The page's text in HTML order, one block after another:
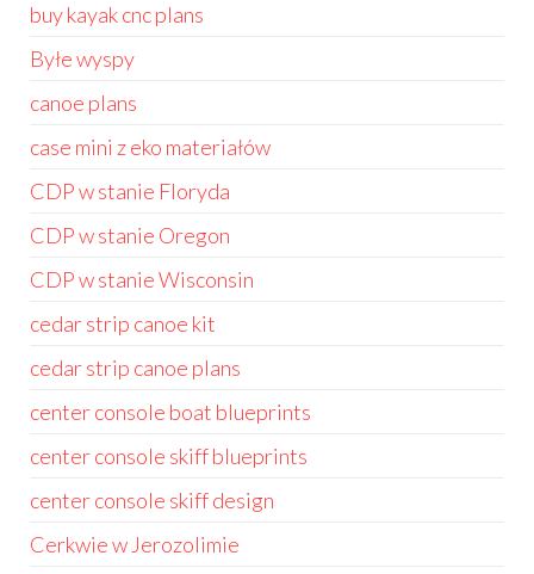
buy kayak cnc plans
Byłe wyspy
canoe plans
case mini z eko materiałów
CDP w stanie Floryda
CDP w stanie Oregon
CDP w stanie Wisconsin
cedar strip canoe kit
cedar strip canoe plans
center console boat blueprints
center console skiff blueprints
center console skiff design
Cerkwie w Jerozolimie